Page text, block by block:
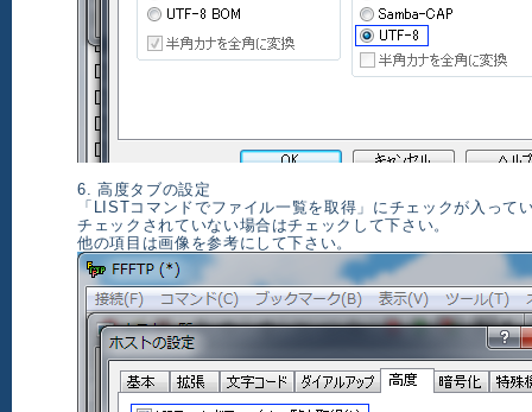
6. 高度タブの設定
「LISTコマンドでファイル一覧を取得」にチェックが入って
チェックされていない場合はチェックして下さい。
他の項目は画像を参考にして下さい。